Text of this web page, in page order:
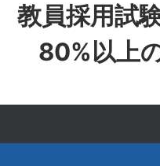
教員採用試
80%以上